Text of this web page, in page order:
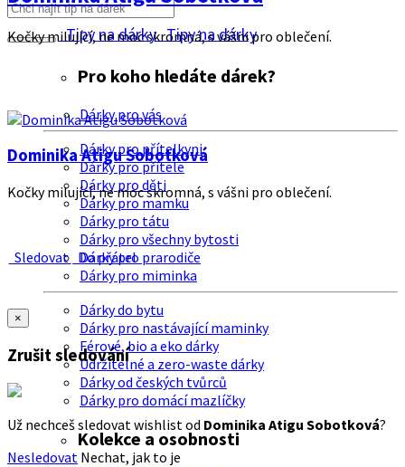
Tipy na dárkyTipy na dárky
Pro koho hledáte dárek?
Dárky pro vás
Dárky pro přítelkyni
Dárky pro přítele
Dárky pro děti
Dárky pro mamku
Dárky pro tátu
Dárky pro všechny bytosti
Dárky pro prarodiče
Dárky pro miminka
Dárky do bytu
Dárky pro nastávající maminky
Férové, bio a eko dárky
Udržitelné a zero-waste dárky
Dárky od českých tvůrců
Dárky pro domácí mazlíčky
Kolekce a osobnosti
Kočky milující, ne moc skromná, s vášni pro oblečení.
Dominika Atigu Sobotková
Kočky milující, ne moc skromná, s vášni pro oblečení.
Sledovat Do přátel
×
Zrušit sledování
Už nechceš sledovat wishlist od Dominika Atigu Sobotková?
Nesledovat Nechat, jak to je